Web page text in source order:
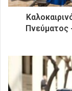
τ
Πνεύματος